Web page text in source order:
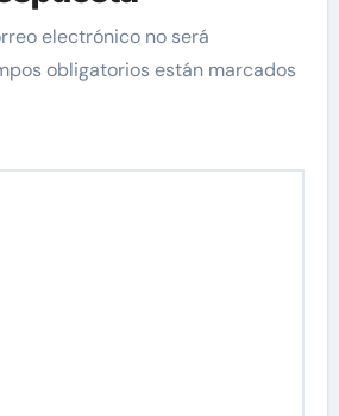
electrónico no será
obligatorios están marcados